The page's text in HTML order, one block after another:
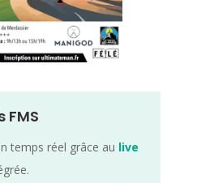
FMS
temps réel grâce au live